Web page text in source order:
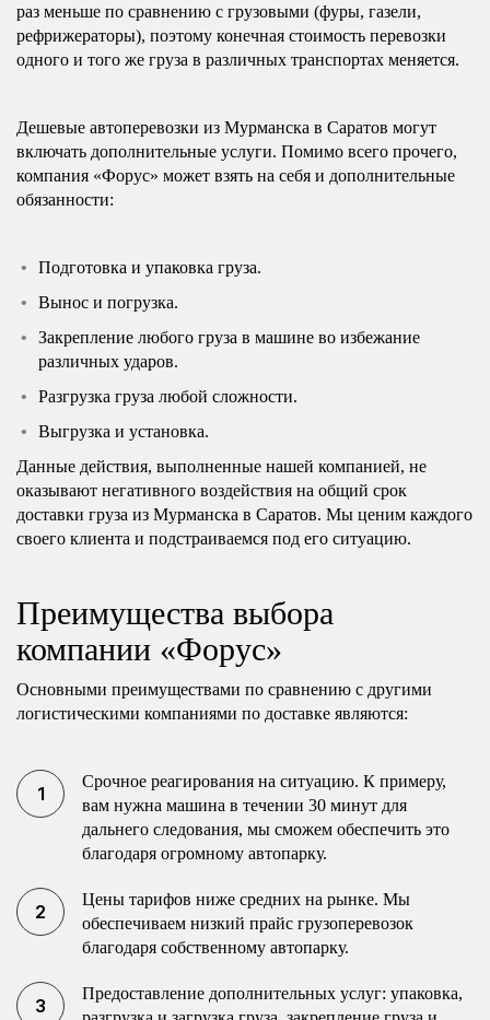
раз меньше по сравнению с грузовыми (фуры, газели,
рефрижераторы), поэтому конечная стоимость перевозки
одного и того же груза в различных транспортах меняется.
Дешевые автоперевозки из Мурманска в Саратов могут
включать дополнительные услуги. Помимо всего прочего,
компания «Форус» может взять на себя и дополнительные
обязанности:
Подготовка и упаковка груза.
Вынос и погрузка.
Закрепление любого груза в машине во избежание
различных ударов.
Разгрузка груза любой сложности.
Выгрузка и установка.
Данные действия, выполненные нашей компанией, не
оказывают негативного воздействия на общий срок
доставки груза из Мурманска в Саратов. Мы ценим каждого
своего клиента и подстраиваемся под его ситуацию.
Преимущества выбора
компании «Форус»
Основными преимуществами по сравнению с другими
логистическими компаниями по доставке являются:
Срочное реагирования на ситуацию. К примеру,
вам нужна машина в течении 30 минут для
дальнего следования, мы сможем обеспечить это
благодаря огромному автопарку.
Цены тарифов ниже средних на рынке. Мы
обеспечиваем низкий прайс грузоперевозок
благодаря собственному автопарку.
Предоставление дополнительных услуг: упаковка,